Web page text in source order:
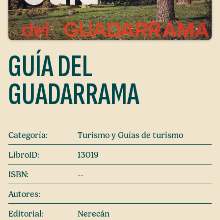
GUÍA DEL
GUADARRAMA
Categoría:
Turismo y Guías de turismo
LibroID:
13019
ISBN:
--
Autores:
Editorial:
Nerecán